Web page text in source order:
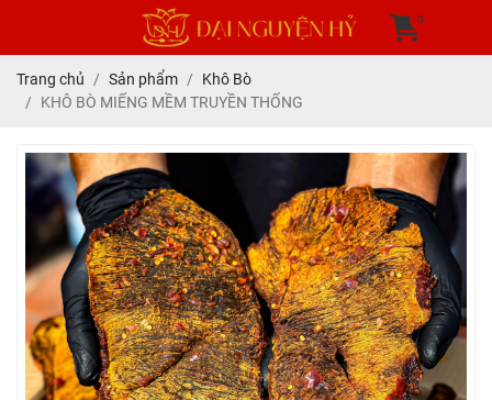
0
Trang chủ Sản phẩm
Khô Bò
KHÔ BÒ MIẾNG MỀM TRUYỀN THỐNG